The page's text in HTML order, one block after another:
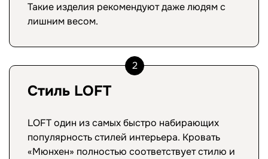
Такие изделия рекомендуют даже людям с
лишним весом.
2
Стиль LOFT
LOFT один из самых быстро набирающих
популярность стилей интерьера. Кровать
«Мюнхен» полностью соответствует стилю и